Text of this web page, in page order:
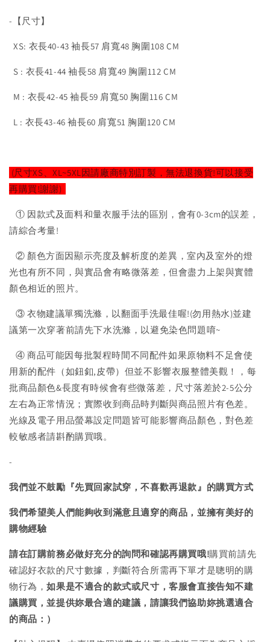
-【尺寸】
XS: 衣長40-43 袖長57 肩寬48 胸圍108 CM
S : 衣長41-44 袖長58 肩寬49 胸圍112 CM
M : 衣長42-45 袖長59 肩寬50 胸圍116 CM
L : 衣長43-46 袖長60 肩寬51 胸圍120 CM
(尺寸XS、XL~5XL因請廠商特別訂製，無法退換貨!可以接受
再購買!謝謝)
① 因款式及面料和量衣服手法的區別，會有0-3cm的誤差，
請綜合考量!
② 顏色方面因顯示亮度及解析度的差異，室內及室外的燈
光也有所不同，與實品會有略微落差，但會盡力上架與實體
顏色相近的照片。
③ 衣物建議單獨洗滌，以翻面手洗最佳喔!(勿用熱水)並建
議第一次穿著前請先下水洗滌，以避免染色問題唷~
④ 商品可能因每批製程時間不同配件如果原物料不足會使
用新的配件（如鈕釦,皮帶）但並不影響衣服整體美觀！，每
批商品顏色&長度有時候會有些微落差，尺寸落差於2-5公分
左右為正常情況；實際收到商品時判斷與商品照片有色差。
光線及電子用品螢幕設定問題皆可能影響商品顏色，對色差
較敏感者請斟酌購買哦。
-
我們並不鼓勵『先買回家試穿，不喜歡再退款』的購買方式
我們希望美人們能夠收到滿意且適穿的商品，並擁有美好的
購物經驗
請在訂購前務必做好充分的詢問和確認再購買哦!購買前請先
確認好衣款的尺寸數據，判斷符合所需再下單才是聰明的購
物行為，如果是不適合的款式或尺寸，客服會直接告知不建
議購買，並提供妳最合適的建議，請讓我們協助妳挑選適合
的商品：）